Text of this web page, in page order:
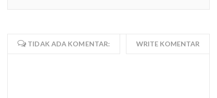
TIDAK ADA KOMENTAR: WRITE KOMENTAR